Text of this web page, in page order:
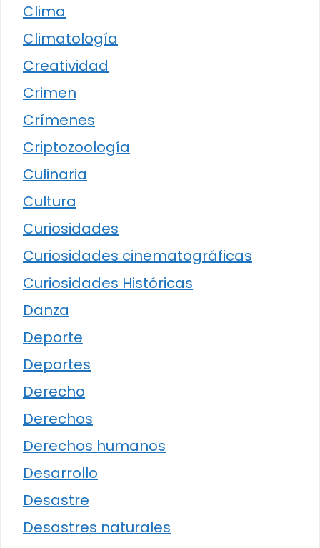
Clima
Climatología
Creatividad
Crimen
Crímenes
Criptozoología
Culinaria
Cultura
Curiosidades
Curiosidades cinematográficas
Curiosidades Históricas
Danza
Deporte
Deportes
Derecho
Derechos
Derechos humanos
Desarrollo
Desastre
Desastres naturales